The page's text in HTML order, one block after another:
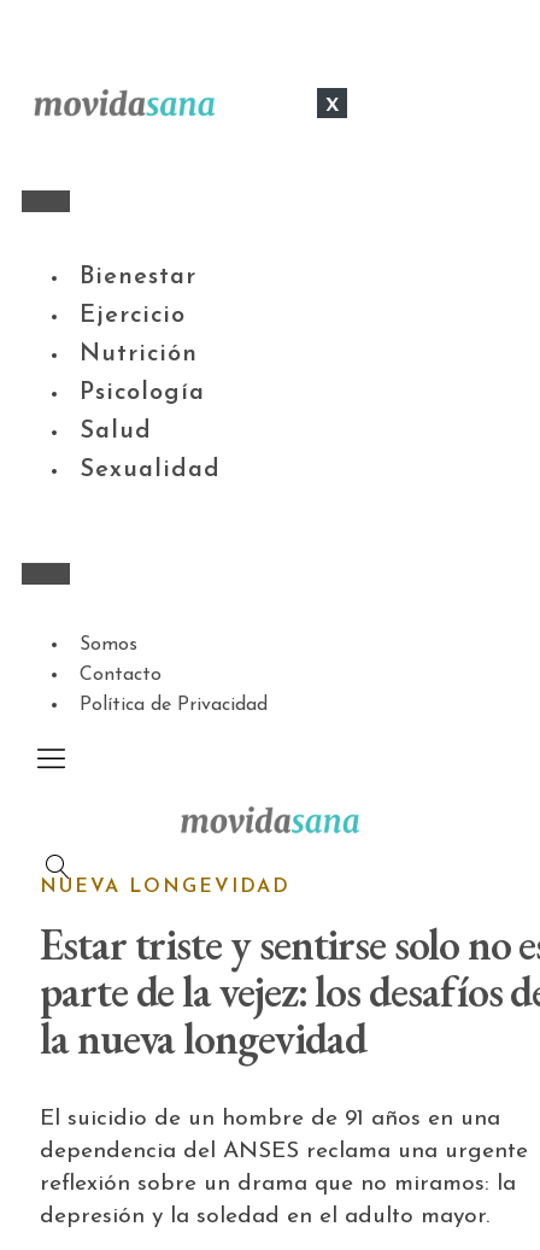
x
Bienestar
Ejercicio
Nutrición
Psicología
Salud
Sexualidad
Somos
Contacto
Política de Privacidad
NUEVA LONGEVIDAD
Estar triste y sentirse solo no
parte de la vejez: los desafíos
la nueva longevidad
El suicidio de un hombre de 91 años en una
dependencia del ANSES reclama una urgente
reflexión sobre un drama que no miramos: la
depresión y la soledad en el adulto mayor.